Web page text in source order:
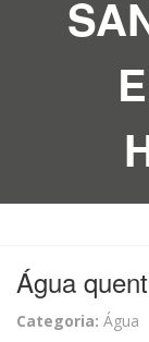
Água
Categoria: Água